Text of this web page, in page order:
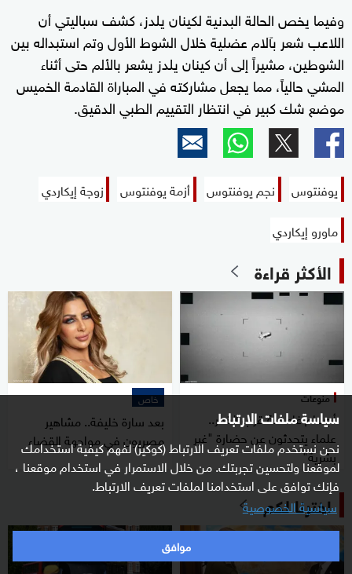
سياسة ملفات الارتباط
نحن نستخدم ملفات تعريف الارتباط (كوكيز) لفهم كيفية استخدامك
لموقعنا ولتحسين تجربتك. من خلال الاستمرار في استخدام موقعنا ،
فإنك توافق على استخدامنا لملفات تعريف الارتباط.
سياسية الخصوصية
موافق
وفيما يخص الحالة البدنية لكينان يلدز، كشف سباليتي أن
اللاعب شعر بآلام عضلية خلال الشوط الأول وتم استبداله بين
الشوطين، مشيراً إلى أن كينان يلدز يشعر بالألم حتى أثناء
المشي حالياً، مما يجعل مشاركته في المباراة القادمة الخميس
موضع شك كبير في انتظار التقييم الطبي الدقيق.
يوفنتوس نجم يوفنتوس أزمة يوفنتوس
زوجة إيكاردي
ماورو إيكاردي
الأكثر قراءة
منوعات
أجسام غامضة قرب القمر..
علماء يتحدثون عن حضارة "غير
بشرية"
خاص
بعد سارة خليفة.. مشاهير
مصريون في مواجهة القضاء
اخترنا لكم